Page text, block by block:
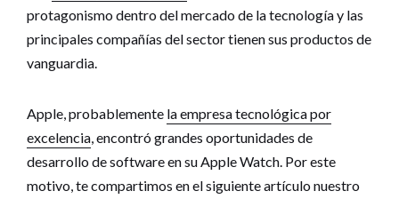
protagonismo dentro del mercado de la tecnología y las
principales compañías del sector tienen sus productos de
vanguardia.
Apple, probablemente la empresa tecnológica por
excelencia, encontró grandes oportunidades de
desarrollo de software en su Apple Watch. Por este
motivo, te compartimos en el siguiente artículo nuestro